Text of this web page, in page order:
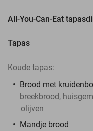
All-You-Can-Eat
Tapas
Koude tapas:
Brood met
breekbrood,
olijven
Mandje brood